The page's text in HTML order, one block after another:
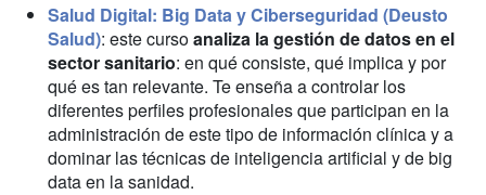
Salud Digital: Big Data y Ciberseguridad (Deusto
Salud): este cursoanaliza la gestión de datos en el
sector sanitario: en qué consiste, qué implica y por
qué es tan relevante. Te enseña a controlar los
diferentes perfiles profesionales que participan en la
administración de este tipo de información clínica y a
dominar las técnicas de inteligencia artificial y de big
data en la sanidad.